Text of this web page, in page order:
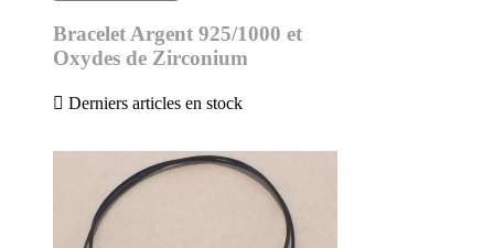
Bracelet Argent 925/1000 et
Oxydes de Zirconium
 Derniers articles en stock